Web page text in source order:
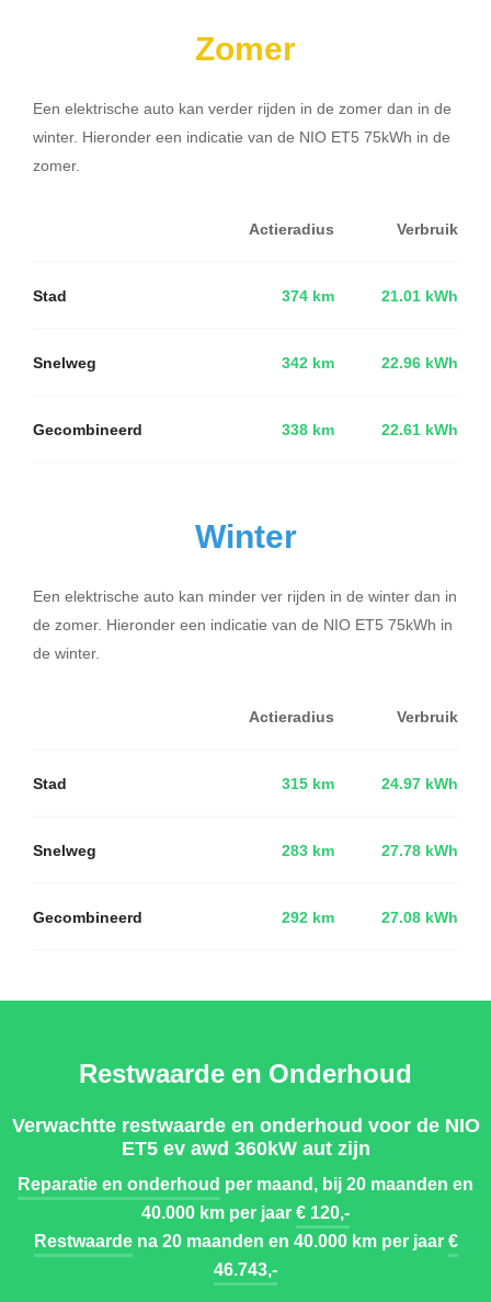
Zomer
Een elektrische auto kan verder rijden in de zomer dan in de
winter. Hieronder een indicatie van de NIO ET5 75kWh in de
zomer.
Actieradius Verbruik
Stad 374 km 21.01 kWh
Snelweg 342 km 22.96 kWh
Gecombineerd 338 km 22.61 kWh
Winter
Een elektrische auto kan minder ver rijden in de winter dan in
de zomer. Hieronder een indicatie van de NIO ET5 75kWh in
de winter.
Actieradius Verbruik
Stad 315 km 24.97 kWh
Snelweg 283 km 27.78 kWh
Gecombineerd 292 km 27.08 kWh
Restwaarde en Onderhoud
Verwachtte restwaarde en onderhoud voor de NIO
ET5 ev awd 360kW aut zijn
Reparatie en onderhoud per maand, bij 20 maanden en
40.000 km per jaar€ 120,-
Restwaardena 20 maanden en 40.000 km per jaar€
46.743,-